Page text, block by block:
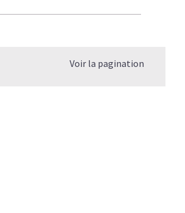
Voir la pagination